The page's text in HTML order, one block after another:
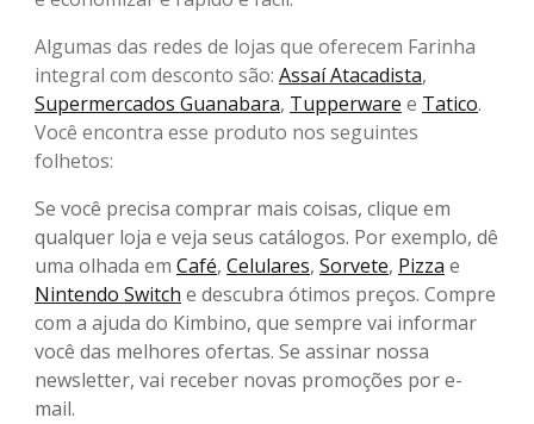
Algumas das redes de lojas que oferecem Farinha
integral com desconto são: Assaí Atacadista,
Supermercados Guanabara, Tupperware e Tatico.
Você encontra esse produto nos seguintes
folhetos:
Se você precisa comprar mais coisas, clique em
qualquer loja e veja seus catálogos. Por exemplo, dê
uma olhada em Café, Celulares, Sorvete, Pizza e
Nintendo Switch e descubra ótimos preços. Compre
com a ajuda do Kimbino, que sempre vai informar
você das melhores ofertas. Se assinar nossa
newsletter, vai receber novas promoções por e-
mail.